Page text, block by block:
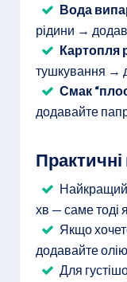
Вода
рідини →
Картопля
тушкування →
Смак
додавайте
Найкращий
хв — саме тоді
Якщо
додавайте
Для